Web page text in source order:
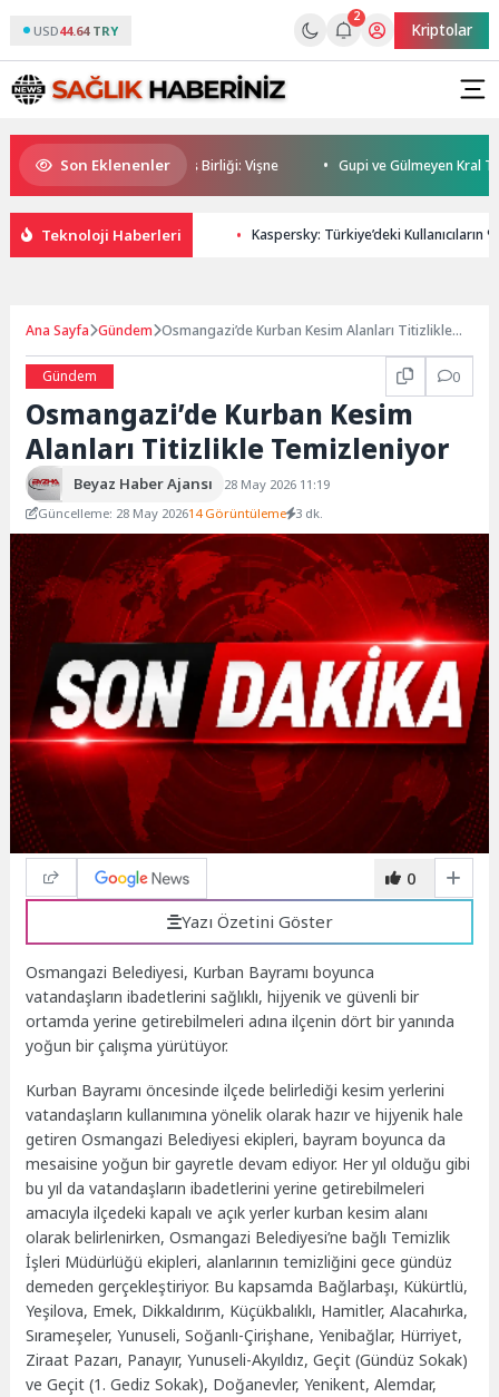
USD44.64 TRY
2
Kriptolar
Son Eklenenler
Ters Tut’tan Yeni İş Birliği: Vişne Gupi ve Gülmeyen Kral
Teknoloji Haberleri Kaspersky: Türkiye’deki Kullanıcıların
Ana Sayfa Gündem Osmangazi’de Kurban Kesim Alanları Titizlikle
Gündem
0
Osmangazi’de Kurban Kesim
Alanları Titizlikle Temizleniyor
Beyaz Haber Ajansı
28 May 2026 11:19
Güncelleme: 28 May 202614 Görüntüleme 3 dk.
0
Yazı Özetini Göster
Osmangazi Belediyesi, Kurban Bayramı boyunca
vatandaşların ibadetlerini sağlıklı, hijyenik ve güvenli bir
ortamda yerine getirebilmeleri adına ilçenin dört bir yanında
yoğun bir çalışma yürütüyor.
Kurban Bayramı öncesinde ilçede belirlediği kesim yerlerini
vatandaşların kullanımına yönelik olarak hazır ve hijyenik hale
getiren Osmangazi Belediyesi ekipleri, bayram boyunca da
mesaisine yoğun bir gayretle devam ediyor. Her yıl olduğu gibi
bu yıl da vatandaşların ibadetlerini yerine getirebilmeleri
amacıyla ilçedeki kapalı ve açık yerler kurban kesim alanı
olarak belirlenirken, Osmangazi Belediyesi’ne bağlı Temizlik
İşleri Müdürlüğü ekipleri, alanlarının temizliğini gece gündüz
demeden gerçekleştiriyor. Bu kapsamda Bağlarbaşı, Kükürtlü,
Yeşilova, Emek, Dikkaldırım, Küçükbalıklı, Hamitler, Alacahırka,
Sırameşeler, Yunuseli, Soğanlı-Çirişhane, Yenibağlar, Hürriyet,
Ziraat Pazarı, Panayır, Yunuseli-Akyıldız, Geçit (Gündüz Sokak)
ve Geçit (1. Gediz Sokak), Doğanevler, Yenikent, Alemdar,